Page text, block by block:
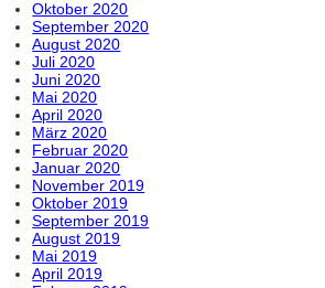
Oktober 2020
September 2020
August 2020
Juli 2020
Juni 2020
Mai 2020
April 2020
März 2020
Februar 2020
Januar 2020
November 2019
Oktober 2019
September 2019
August 2019
Mai 2019
April 2019